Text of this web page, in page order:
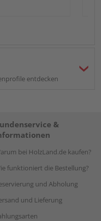
entdecken
&
bei HolzLand.de kaufen?
funktioniert die Bestellung?
und Abholung
und Lieferung